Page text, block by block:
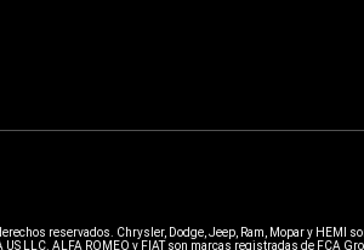
reservados. Chrysler, Dodge, Jeep, Ram, Mopar y HEMI
LLC. ALFA ROMEO y FIAT son marcas registradas de FCA